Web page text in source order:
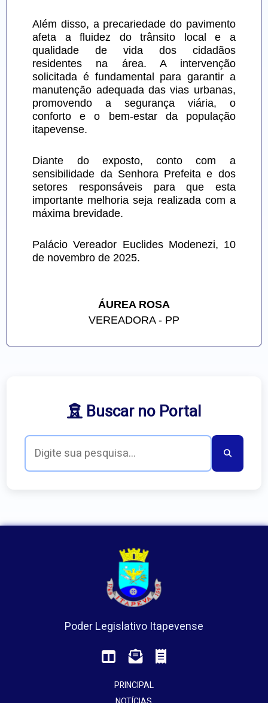
Além disso, a precariedade do pavimento
afeta a fluidez do trânsito local e a
qualidade de vida dos cidadãos
residentes na área. A intervenção
solicitada é fundamental para garantir a
manutenção adequada das vias urbanas,
promovendo a segurança viária, o
conforto e o bem-estar da população
itapevense.
Diante do exposto, conto com a
sensibilidade da Senhora Prefeita e dos
setores responsáveis para que esta
importante melhoria seja realizada com a
máxima brevidade.
Palácio Vereador Euclides Modenezi, 10
de novembro de 2025.
ÁUREA ROSA
VEREADORA - PP
Buscar no Portal
Poder Legislativo Itapevense
PRINCIPAL